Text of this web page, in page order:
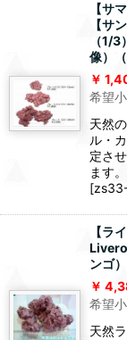
【サ
【サ
（1/
像）
希望
天然
ル・
定さ
ます
【ラ
ンゴ）
希望
天然